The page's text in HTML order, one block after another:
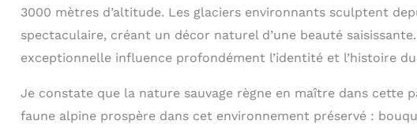
3000 mètres d’altitude. Les glaciers environnants sculptent
spectaculaire, créant un décor naturel d’une beauté
exceptionnelle influence profondément l’identité et l’histoire
Je constate que la nature sauvage règne en maître dans cette
faune alpine prospère dans cet environnement préservé :